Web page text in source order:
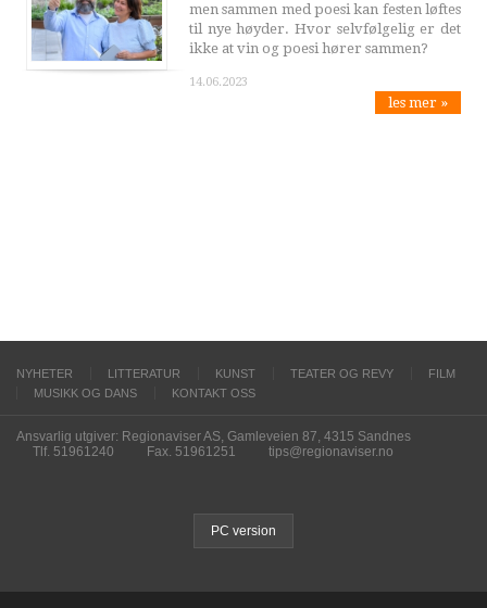
men sammen med poesi kan festen løftes
til nye høyder. Hvor selvfølgelig er det
ikke at vin og poesi hører sammen?
14.06.2023
les mer »
NYHETER LITTERATUR KUNST TEATER OG REVY
FILM
MUSIKK OG DANS
KONTAKT OSS
Ansvarlig utgiver: Regionaviser AS, Gamleveien 87, 4315 Sandnes
Tlf. 51961240
Fax. 51961251 tips@regionaviser.no
PC version